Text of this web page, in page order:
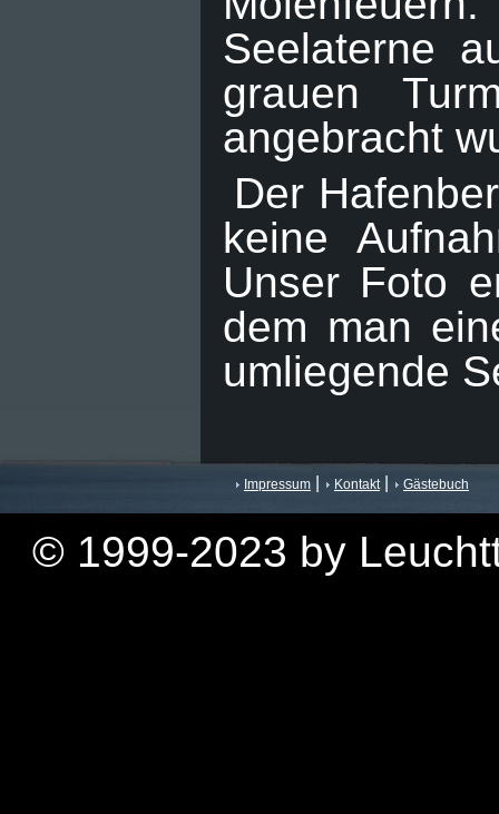
Seelaterne
grauen
angebracht
Der
keine
Unser Foto
dem man
umliegende
Impressum Kontakt| Gästebuch
© 1999-2023 by